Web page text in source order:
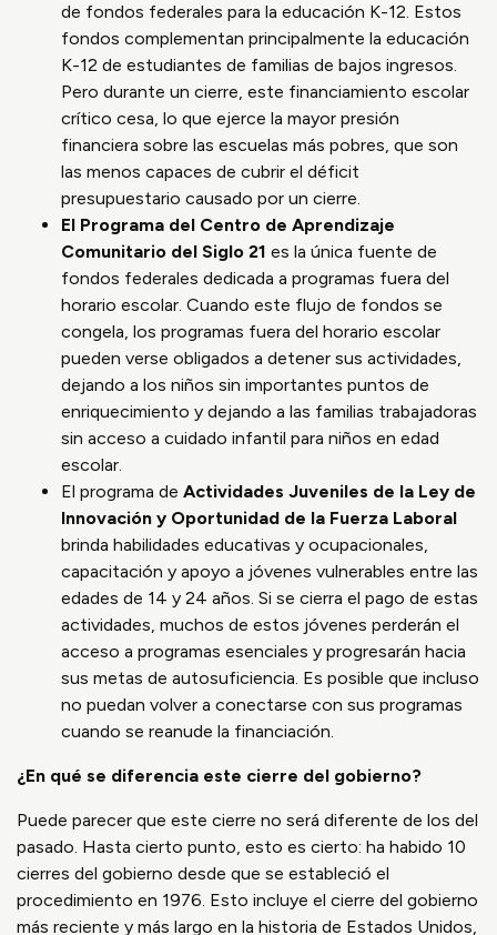
de fondos federales para la educación K-12. Estos
fondos complementan principalmente la educación
K-12 de estudiantes de familias de bajos ingresos.
Pero durante un cierre, este financiamiento escolar
crítico cesa, lo que ejerce la mayor presión
financiera sobre las escuelas más pobres, que son
las menos capaces de cubrir el déficit
presupuestario causado por un cierre.
El Programa del Centro de Aprendizaje
Comunitario del Siglo 21 es la única fuente de
fondos federales dedicada a programas fuera del
horario escolar. Cuando este flujo de fondos se
congela, los programas fuera del horario escolar
pueden verse obligados a detener sus actividades,
dejando a los niños sin importantes puntos de
enriquecimiento y dejando a las familias trabajadoras
sin acceso a cuidado infantil para niños en edad
escolar.
El programa de Actividades Juveniles de la Ley de
Innovación y Oportunidad de la Fuerza Laboral
brinda habilidades educativas y ocupacionales,
capacitación y apoyo a jóvenes vulnerables entre las
edades de 14 y 24 años. Si se cierra el pago de estas
actividades, muchos de estos jóvenes perderán el
acceso a programas esenciales y progresarán hacia
sus metas de autosuficiencia. Es posible que incluso
no puedan volver a conectarse con sus programas
cuando se reanude la financiación.
¿En qué se diferencia este cierre del gobierno?
Puede parecer que este cierre no será diferente de los del
pasado. Hasta cierto punto, esto es cierto: ha habido 10
cierres del gobierno desde que se estableció el
procedimiento en 1976. Esto incluye el cierre del gobierno
más reciente y más largo en la historia de Estados Unidos,